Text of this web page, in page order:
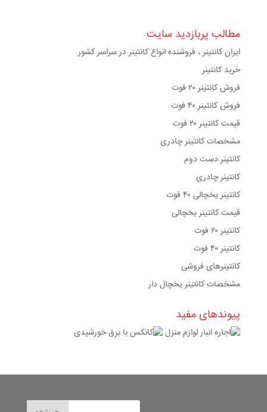
مطالب پربازدید سایت
ایران کانتینر ، فروشنده انواع کانتینر در سراسر کشور
خرید کانتینر
فروش کانتینر ۲۰ فوت
فروش کانتینر ۴۰ فوت
قیمت کانتینر ۲۰ فوت
مشخصات کانتینر چادری
کانتینر دست دوم
کانتینر چادری
کانتینر یخچالی ۴۰ فوت
قیمت کانتینر یخچالی
کانتینر ۲۰ فوت
کانتینر ۴۰ فوت
کانتینرهای فروشی
مشخصات کانتینر یخچال دار
پیوندهای مفید